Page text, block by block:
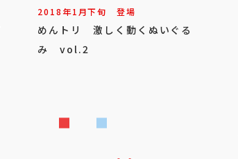
2018年1月下旬 登場
めんトリ 激しく動くぬいぐる
み vol.2